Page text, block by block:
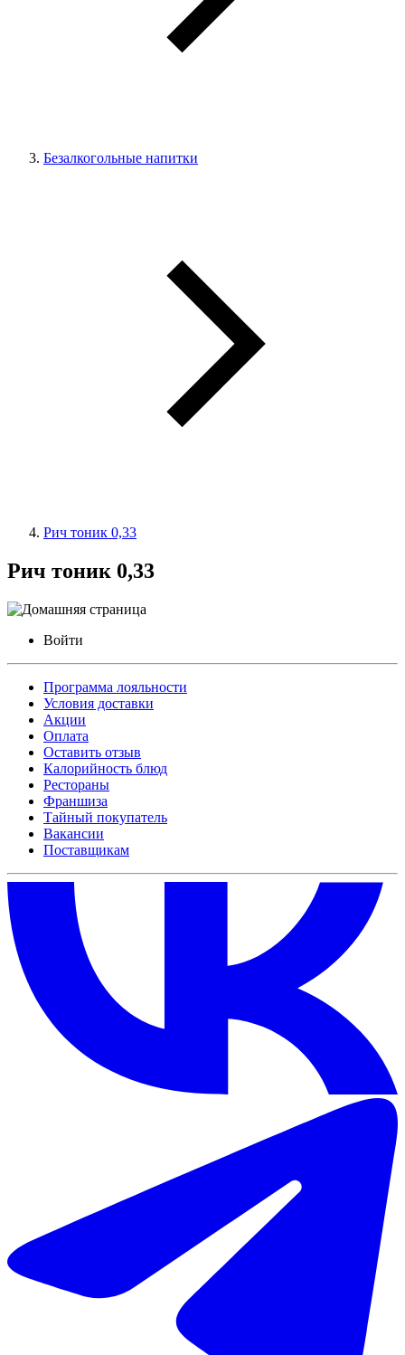
Безалкогольные напитки
Рич тоник 0,33
Рич тоник 0,33
Войти
Программа лояльности
Условия доставки
Акции
Оплата
Оставить отзыв
Калорийность блюд
Рестораны
Франшиза
Тайный покупатель
Вакансии
Поставщикам